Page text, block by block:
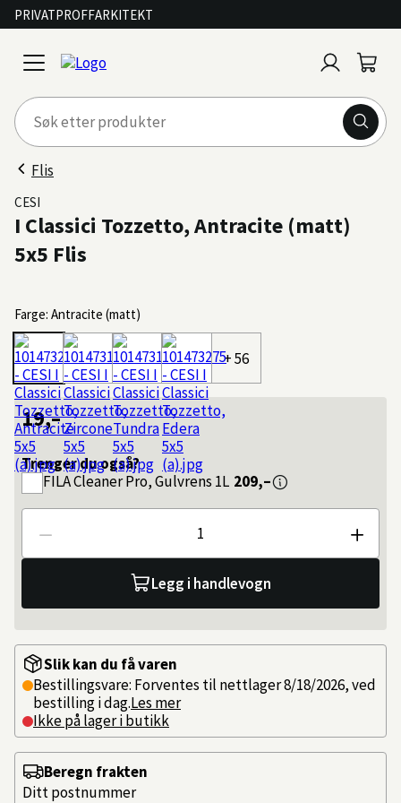
PRIVATPROFFARKITEKT
open
menu
inn
Flis
CESI
I Classici Tozzetto, Antracite (matt)
5x5 Flis
Farge: Antracite (matt)
+ 56
19,–
Trenger du også?
FILACleaner Pro, Gulvrens 1L 209,–
Antall
Legg i handlevogn
Slik kan du få varen
Bestillingsvare: Forventes til nettlager 8/18/2026, ved
bestilling i dag.Les mer
Ikke på lager i butikk
Beregn frakten
Ditt postnummer